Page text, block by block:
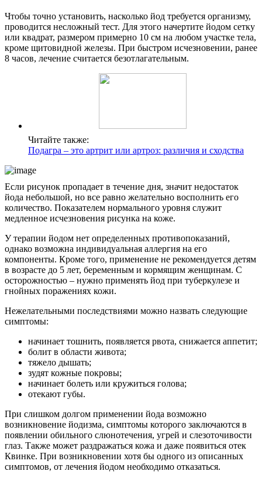
Чтобы точно установить, насколько йод требуется организму,
проводится несложный тест. Для этого начертите йодом сетку
или квадрат, размером примерно 10 см на любом участке тела,
кроме щитовидной железы. При быстром исчезновении, ранее
8 часов, лечение считается безотлагательным.
Читайте также:
Подагра – это артрит или артроз: различия и сходства
Если рисунок пропадает в течение дня, значит недостаток
йода небольшой, но все равно желательно восполнить его
количество. Показателем нормального уровня служит
медленное исчезновения рисунка на коже.
У терапии йодом нет определенных противопоказаний,
однако возможна индивидуальная аллергия на его
компоненты. Кроме того, применение не рекомендуется детям
в возрасте до 5 лет, беременным и кормящим женщинам. С
осторожностью – нужно применять йод при туберкулезе и
гнойных поражениях кожи.
Нежелательными последствиями можно назвать следующие
симптомы:
начинает тошнить, появляется рвота, снижается аппетит;
болит в области живота;
тяжело дышать;
зудят кожные покровы;
начинает болеть или кружиться голова;
отекают губы.
При слишком долгом применении йода возможно
возникновение йодизма, симптомы которого заключаются в
появлении обильного слюнотечения, угрей и слезоточивости
глаз. Также может раздражаться кожа и даже появиться отек
Квинке. При возникновении хотя бы одного из описанных
симптомов, от лечения йодом необходимо отказаться.